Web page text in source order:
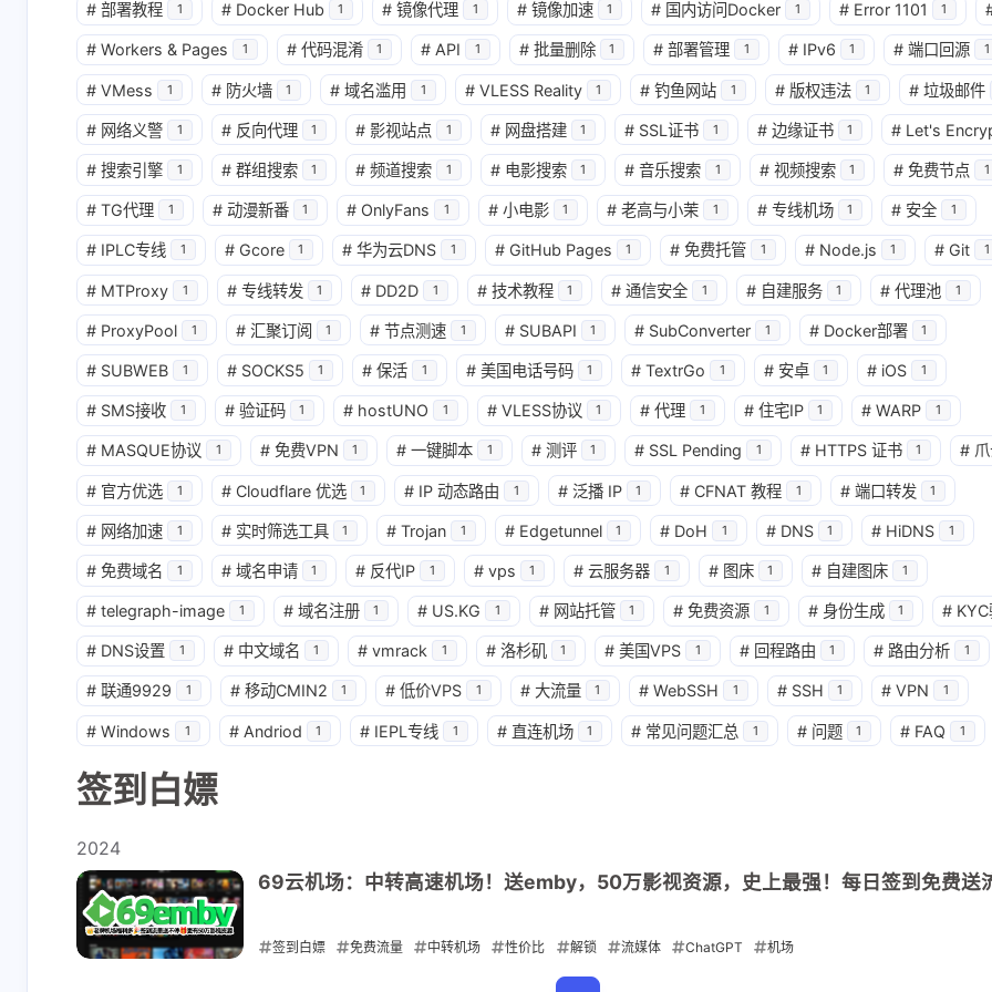
互动
最新评论
ciwei
新版本更新的话，除
了面板账号要更新，
节点账号也要更新
吗？
4 小时前
CC
[链接]
7 小时前
CC
设置 Workers/Pages
可用请求数统计，最
新教程：[链接]
7 小时前
K
大佬，请问有图片
吗，我也遇到了同样
的问题，但是我不知
道在哪里设置。
18 小时前
vps部署完不可以用
1 天前
解决方法：把cf里面
代哩关掉，然后
2 天前
兴趣点
寻找你感兴趣的领域
BPB-Worker-Panel1 BPSUB1 CDN
ChatGPT8 Cloudflare23
GitHub IP阻断 1 Pages8 Raw
singbox1 中转机场5 优选IP
安全研究1 弱口令1 性价比5 机场6
私有仓库 1 签到白嫖1 网站加速4
视频教程 2 解锁8 订阅生成器1 订
六月 2025 五月 2025
# 部署教程 1 # Docker Hub 1 # 镜像代理 1 # 镜像加速 1 # 国内访问Docker 1 # Error 1101 1
# Workers & Pages 1 # 代码混淆 1 # API 1 # 批量删除 1 # 部署管理 1 # IPv6 1 # 端口回源 1
# VMess 1 # 防火墙 1 # 域名滥用 1 # VLESS Reality 1 # 钓鱼网站 1 # 版权违法 1 # 垃圾邮件
# 网络义警 1 # 反向代理 1 # 影视站点 1 # 网盘搭建 1 # SSL证书 1 # 边缘证书 1 # Let's
# 搜索引擎 1 # 群组搜索 1 # 频道搜索 1 # 电影搜索 1 # 音乐搜索 1 # 视频搜索 1 # 免费节点 1
# TG代理 1 # 动漫新番 1 # OnlyFans 1 # 小电影 1 # 老高与小茉 1 # 专线机场 1 # 安全 1
# IPLC专线 1 # Gcore 1 # 华为云DNS 1 # GitHub Pages 1 # 免费托管 1 # Node.js 1 # Git 1
# MTProxy 1 # 专线转发 1 # DD2D 1 # 技术教程 1 # 通信安全 1 # 自建服务 1 # 代理池 1
# ProxyPool 1 # 汇聚订阅 1 # 节点测速 1 # SUBAPI 1 # SubConverter 1 # Docker部署 1
# SUBWEB 1 # SOCKS5 1 # 保活 1 # 美国电话号码 1 # TextrGo 1 # 安卓 1 # iOS 1
# SMS接收 1 # 验证码 1 # hostUNO 1 # VLESS协议 1 # 代理 1 # 住宅IP 1 # WARP 1
# MASQUE协议 1 # 免费VPN 1 # 一键脚本 1 # 测评 1 # SSL Pending 1 # HTTPS 证书 1 #
# 官方优选 1 # Cloudflare 优选 1 # IP 动态路由 1 # 泛播 IP 1 # CFNAT 教程 1 # 端口转发 1
# 网络加速 1 # 实时筛选工具 1 # Trojan 1 # Edgetunnel 1 # DoH 1 # DNS 1 # HiDNS 1
# 免费域名 1 # 域名申请 1 # 反代IP 1 # vps 1 # 云服务器 1 # 图床 1 # 自建图床 1
# telegraph-image 1 # 域名注册 1 # US.KG 1 # 网站托管 1 # 免费资源 1 # 身份生成 1 #
# DNS设置 1 # 中文域名 1 # vmrack 1 # 洛杉矶 1 # 美国VPS 1 # 回程路由 1 # 路由分析 1
# 联通9929 1 # 移动CMIN2 1 # 低价VPS 1 # 大流量 1 # WebSSH 1 # SSH 1 # VPN 1
# Windows 1 # Andriod 1 # IEPL专线 1 # 直连机场 1 # 常见问题汇总 1 # 问题 1 # FAQ 1
签到白嫖
2024
69云机场：中转高速机场！送emby，50万影视资源，史上最强！每日签到免费送
签到白嫖 免费流量 中转机场 性价比 解锁 流媒体 ChatGPT 机场